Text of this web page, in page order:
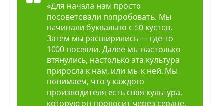
«Для начала нам просто
посоветовали попробовать. Мы
начинали буквально с 50 кустов.
Затем мы расширились — где-то
1000 посеяли. Далее мы настолько
втянулись, настолько эта культура
приросла к нам, или мы к ней. Мы
понимаем, что у каждого
производителя есть своя культура,
которую он проносит через сердце,